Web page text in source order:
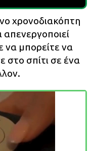
χρονοδιακόπτη
να μπορείτε να
στο σπίτι σε ένα